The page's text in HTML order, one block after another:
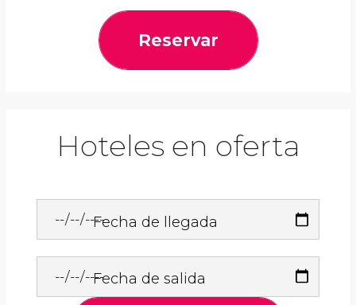
Reservar
Hoteles en oferta
Fecha de llegada
Fecha de salida